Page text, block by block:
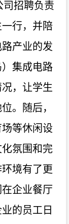
司招聘负责
行，并陪
产业的发
集成电路
，让学生
。随后，
等休闲设
氛围和完
境有了更
企业餐厅
的员工日